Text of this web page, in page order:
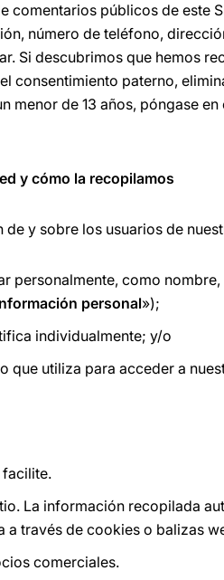
comentarios públicos de este
número de teléfono,
Si descubrimos que hemos
consentimiento paterno,
menor de 13 años, póngase
y cómo la recopilamos
y sobre los usuarios de
personalmente, como
personal»);
individualmente; y/o
que utiliza para acceder a
facilite.
La información recopilada
través de cookies o balizas
comerciales.